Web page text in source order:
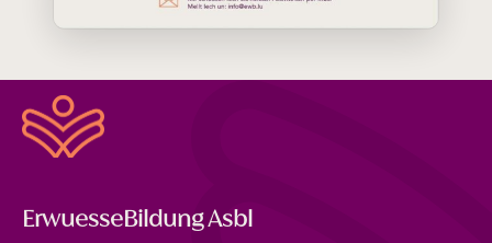
ErwuesseBildung Asbl